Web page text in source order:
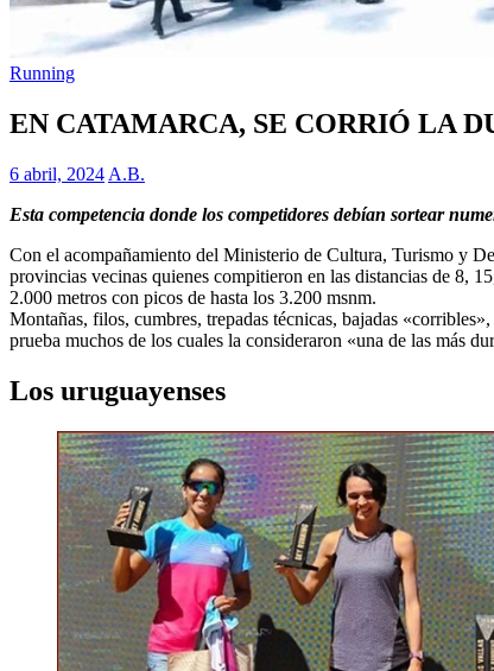
Running
EN CATAMARCA, SE CORRIÓ LA
6 abril, 2024 A.B.
Esta competencia donde los competidores debían sortear
Con el acompañamiento del Ministerio de Cultura, Turismo y
provincias vecinas quienes compitieron en las distancias de 8,
2.000 metros con picos de hasta los 3.200 msnm.
Montañas, filos, cumbres, trepadas técnicas, bajadas
prueba muchos de los cuales la consideraron «una de las más
Los uruguayenses